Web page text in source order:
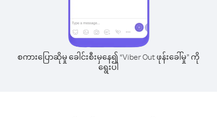
စကားပြောဆိုမှု ခေါင်းစီးမှနေ၍ “Viber Out ဖုန်းခေါ်မှု” ကို
ရွေးပါ